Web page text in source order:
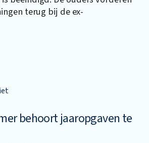
terug bij de ex-
behoort jaaropgaven te